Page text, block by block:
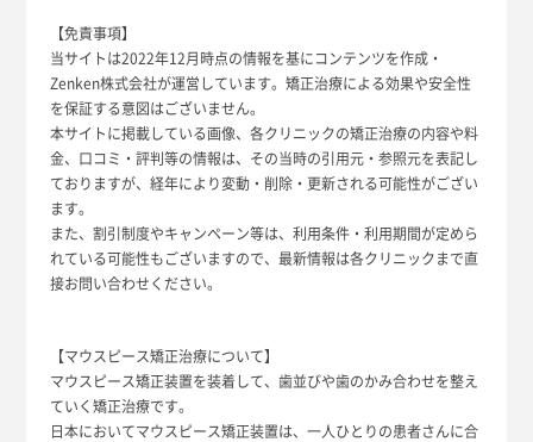
【免責事項】
当サイトは2022年12月時点の情報を基にコンテンツを作成・
Zenken株式会社が運営しています。矯正治療による効果や安全性
を保証する意図はございません。
本サイトに掲載している画像、各クリニックの矯正治療の内容や料
金、口コミ・評判等の情報は、その当時の引用元・参照元を表記し
ておりますが、経年により変動・削除・更新される可能性がござい
ます。
また、割引制度やキャンペーン等は、利用条件・利用期間が定めら
れている可能性もございますので、最新情報は各クリニックまで直
接お問い合わせください。
【マウスピース矯正治療について】
マウスピース矯正装置を装着して、歯並びや歯のかみ合わせを整え
ていく矯正治療です。
日本においてマウスピース矯正装置は、一人ひとりの患者さんに合